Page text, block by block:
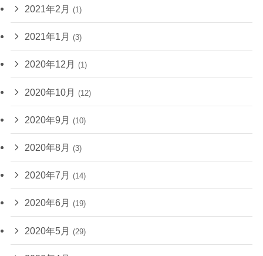
2021年2月 (1)
2021年1月 (3)
2020年12月 (1)
2020年10月 (12)
2020年9月 (10)
2020年8月 (3)
2020年7月 (14)
2020年6月 (19)
2020年5月 (29)